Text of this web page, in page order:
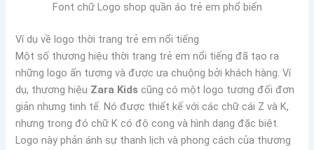
Font chữ Logo shop quần áo trẻ em phổ biến
Ví dụ về logo thời trang trẻ em nổi tiếng
Một số thương hiệu thời trang trẻ em nổi tiếng đã tạo ra
những logo ấn tượng và được ưa chuộng bởi khách hàng. Ví
dụ, thương hiệu Zara Kids cũng có một logo tương đối đơn
giản nhưng tinh tế. Nó được thiết kế với các chữ cái Z và K,
nhưng trong đó chữ K có độ cong và hình dạng đặc biệt.
Logo này phản ánh sự thanh lịch và phong cách của thương